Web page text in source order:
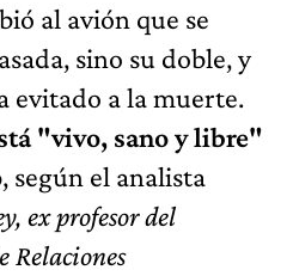
al avión que se
sino su doble, y
evitado a la muerte.
"vivo, sano y libre"
, según el analista
ex profesor del
Relaciones